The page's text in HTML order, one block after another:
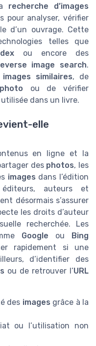
recherche d’images
pour analyser, vérifier
d’un ouvrage. Cette
telles que
ou encore des
image search.
images similaires, de
photo ou de vérifier
dans un livre.
elle
en ligne et la
des photos, les
images dans l’édition
auteurs et
désormais s’assurer
les droits d’auteur
recherchée. Les
Google ou Bing
rapidement si une
d’identifier des
ou de retrouver l’URL
des images grâce à la
ou l’utilisation non